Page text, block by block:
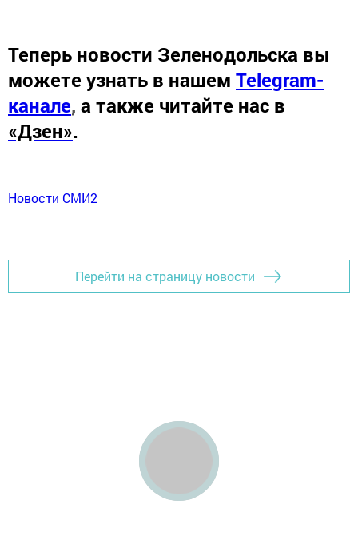
Теперь новости Зеленодольска вы
можете узнать в нашем Telegram-
канале, а также читайте нас в
«Дзен».
Новости СМИ2
Перейти на страницу новости